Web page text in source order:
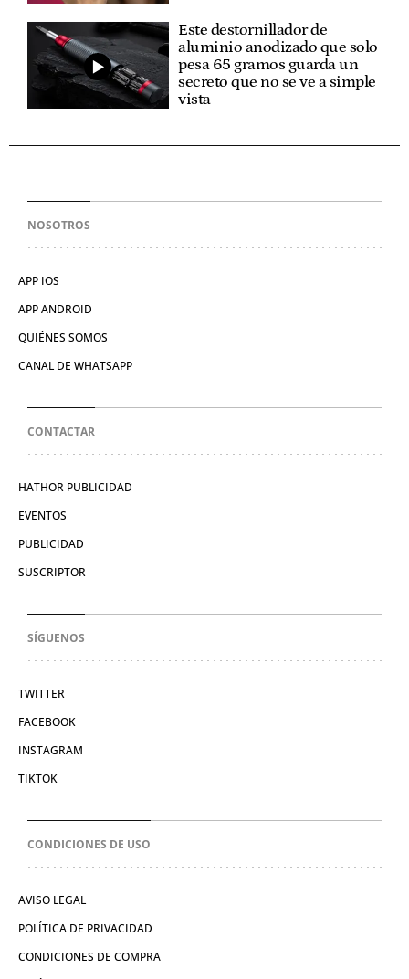
Este destornillador de
aluminio anodizado que solo
pesa 65 gramos guarda un
secreto que no se ve a simple
vista
NOSOTROS
APP IOS
APP ANDROID
QUIÉNES SOMOS
CANAL DE WHATSAPP
CONTACTAR
HATHOR PUBLICIDAD
EVENTOS
PUBLICIDAD
SUSCRIPTOR
SÍGUENOS
TWITTER
FACEBOOK
INSTAGRAM
TIKTOK
CONDICIONES DE USO
AVISO LEGAL
POLÍTICA DE PRIVACIDAD
CONDICIONES DE COMPRA